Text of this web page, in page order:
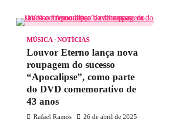
MÚSICA NOTÍCIAS
Louvor Eterno lança nova
roupagem do sucesso
“Apocalipse”, como parte
do DVD comemorativo de
43 anos
Rafael Ramos 26 de abril de 2025